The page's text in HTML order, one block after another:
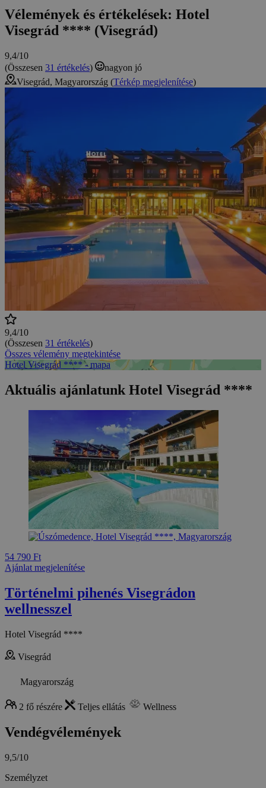
Vélemények és értékelések: Hotel
Visegrád **** (Visegrád)
9,4/10
(Összesen 31 értékelés)
nagyon jó
Visegrád, Magyarország (Térkép megjelenítése)
9,4/10
(Összesen 31 értékelés)
Összes vélemény megtekintése
Hotel Visegrád **** - mapa
Aktuális ajánlatunk Hotel Visegrád ****
54 790 Ft
Ajánlat megjelenítése
Történelmi pihenés Visegrádon
wellnesszel
Hotel Visegrád ****
Visegrád
Magyarország
2 fő részére Teljes ellátás Wellness
Vendégvélemények
9,5/10
Személyzet